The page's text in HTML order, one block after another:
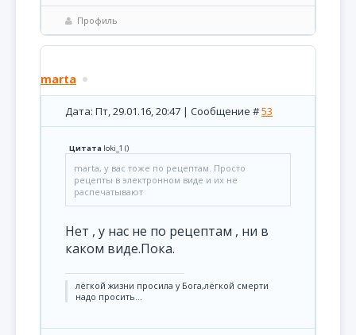
Профиль
marta
Дата: Пт, 29.01.16, 20:47 | Сообщение #53
Цитата loki_1 ()
marta, у вас тоже по рецептам. Просто
рецепты в электронном виде и их не
распечатывают
Нет , у нас не по рецептам , ни в
каком виде.Пока.
лёгкой жизни просила у Бога,лёгкой смерти
надо просить...